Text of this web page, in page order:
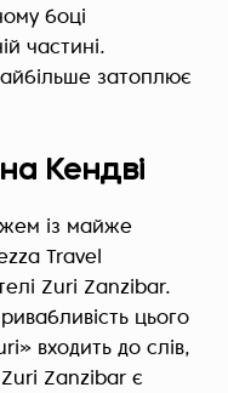
боці
частині.
затоплює
Кендві
із майже
Travel
Zuri Zanzibar.
цього
входить до слів,
Zanzibar є